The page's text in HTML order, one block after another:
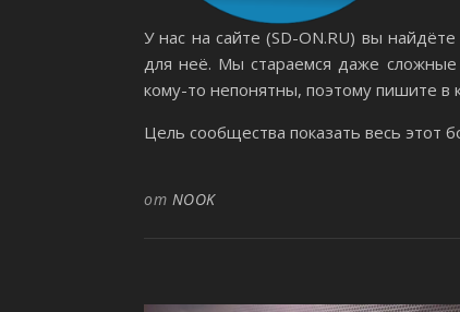
У нас на сайте (SD-ON.RU) вы
для неё. Мы стараемся даже сложные
кому-то непонятны, поэтому пишите
Цель сообщества показать весь этот
от NOOK